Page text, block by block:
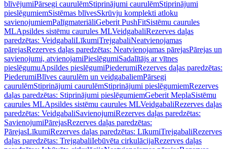
blīvējumiPārsegi caurulēmStiprinājumi caurulēmStiprinājumi
pieslēgumiemSistēmas blīvesSkrūvju komplekti atloku
savienojumiemPalīgmateriāliGeberit PushFitSistēmu caurules
MLApsildes sistēmu caurules MLVeidgabaliRezerves daļas
paredzētas: VeidgabaliLīkumiTrejgabaliNeatvienojamas
pārejasRezerves daļas paredzētas: Neatvienojamas pārejasPārejas un
savienojumi, atvienojamiPieslēgumiSadalītājs ar vītnes
pieslēgumuApsildes pieslēgumiPiederumiRezerves daļas paredzētas:
PiederumiBlīves caurulēm un veidgabaliemPārsegi
caurulēmStiprinājumi caurulēmStiprinājumi pieslēgumiemRezerves
daļas paredzētas: Stiprinājumi pieslēgumiemGeberit MeplaSistēmu
caurules MLApsildes sistēmu caurules MLVeidgabaliRezerves daļas
paredzētas: VeidgabaliSavienojumiRezerves daļas paredzētas:
SavienojumiPārejasRezerves daļas paredzētas:
PārejasLīkumiRezerves daļas paredzētas: LīkumiTrejgabaliRezerves
daļas paredzētas: TrejgabaliIebūvēta cirkulācijaRezerves daļas